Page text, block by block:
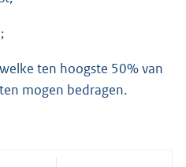
ten hoogste 50% van
mogen bedragen.